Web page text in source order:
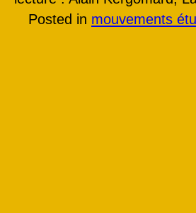
Posted in mouvements